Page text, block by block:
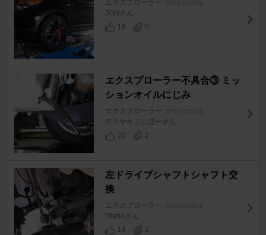
エクスプローラー [5代目(U502)]
JONさん
18
0
エクスプローラー不具合③ ミッ
ションオイルにじみ
エクスプローラー [5代目(U502)]
テリヤキふじぼーさん
20
2
左ドライブシャフトシャフト交
換
エクスプローラー [5代目(U502)]
Dlandさん
14
2